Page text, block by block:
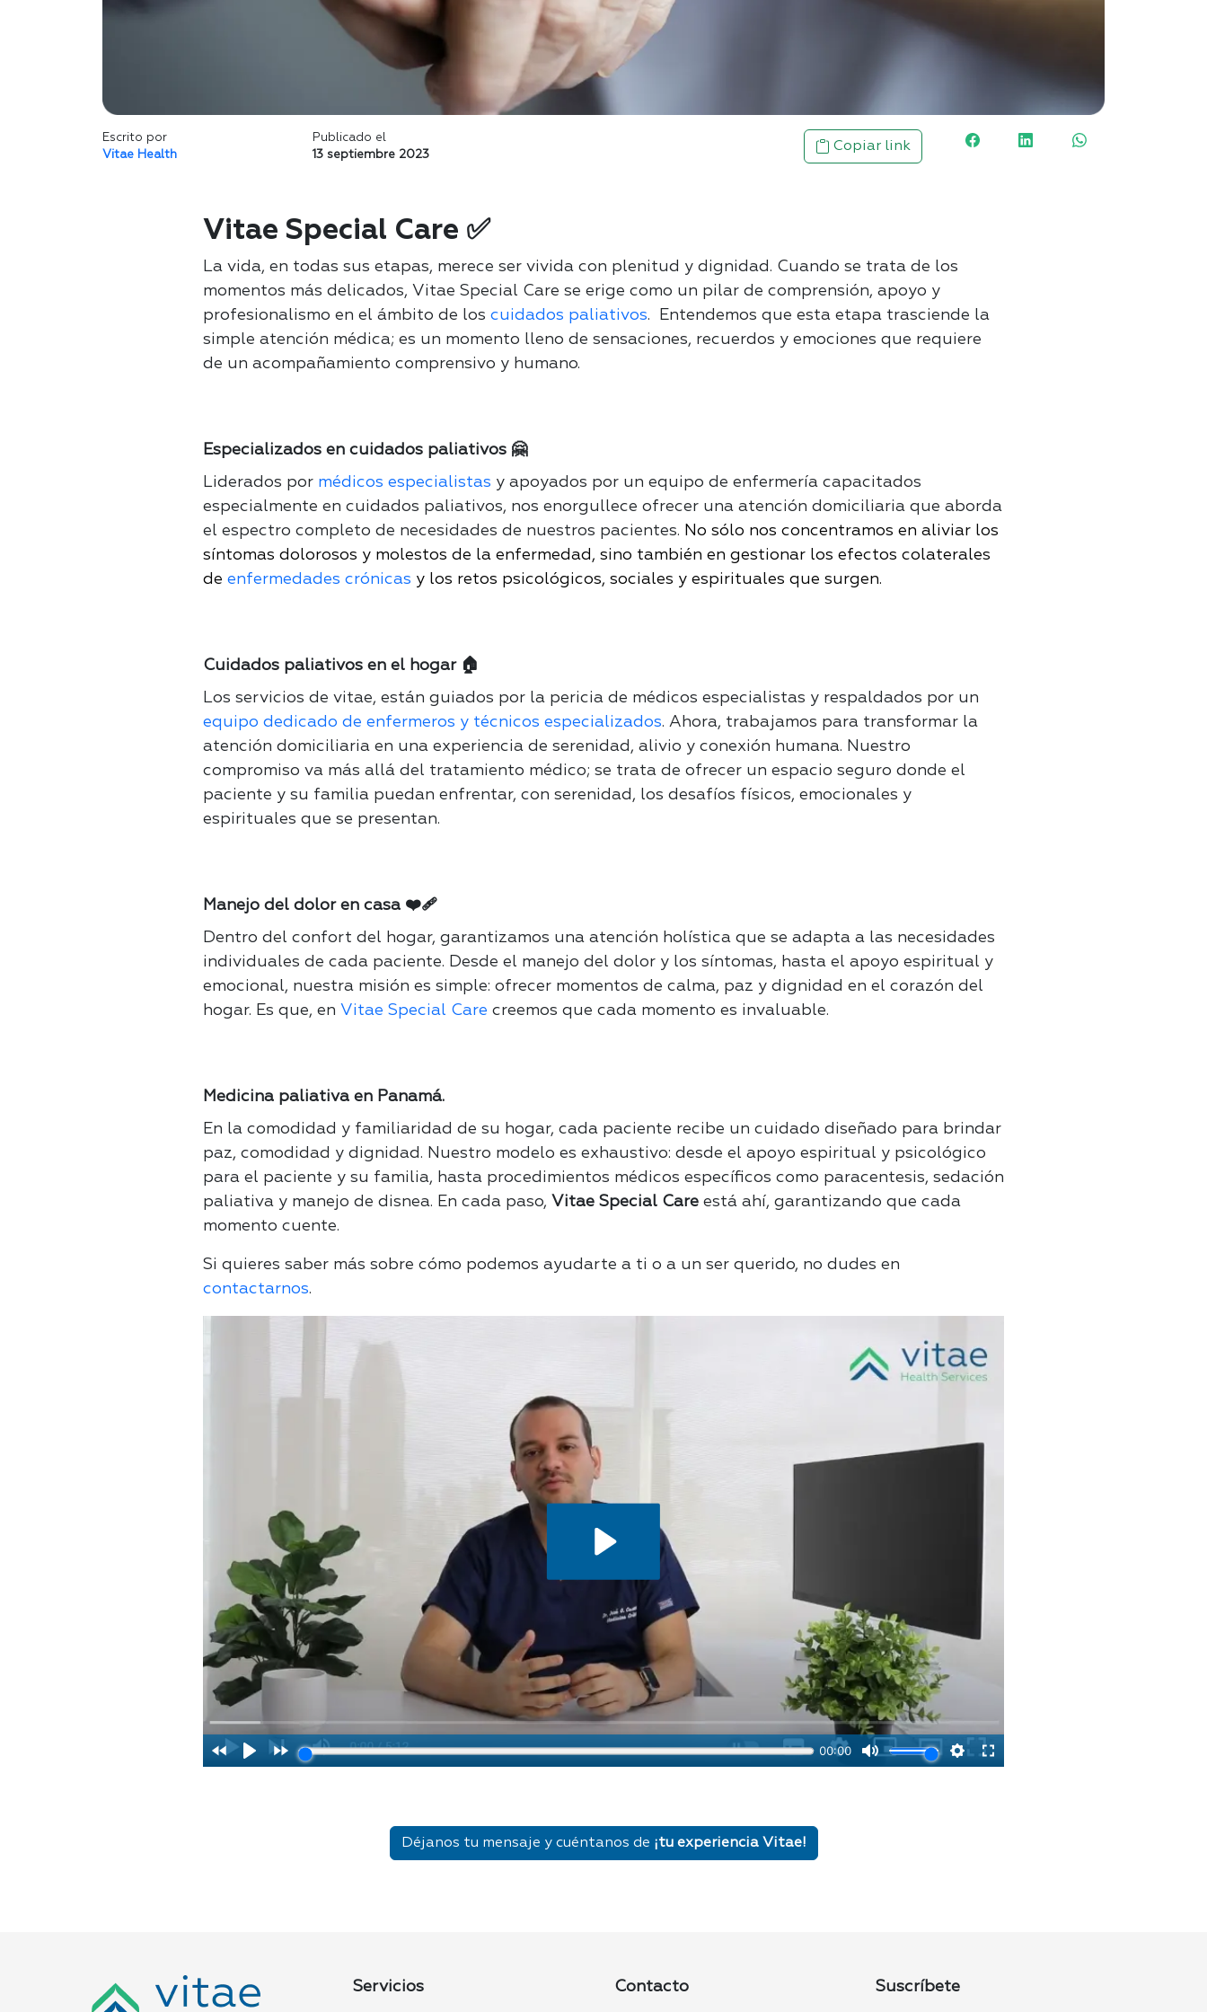
Escrito por
Vitae Health
Publicado el
13 septiembre 2023
Copiar link
Vitae Special Care ✅
La vida, en todas sus etapas, merece ser vivida con plenitud y dignidad. Cuando se trata de los
momentos más delicados, Vitae Special Care se erige como un pilar de comprensión, apoyo y
profesionalismo en el ámbito de los cuidados paliativos.
Entendemos que esta etapa trasciende la
simple atención médica; es un momento lleno de sensaciones, recuerdos y emociones que requiere
de un acompañamiento comprensivo y humano.
Especializados en cuidados paliativos 🤗
Liderados por médicos especialistas y apoyados por un equipo de enfermería capacitados
especialmente en cuidados paliativos, nos enorgullece ofrecer una atención domiciliaria que aborda
el espectro completo de necesidades de nuestros pacientes. No sólo nos concentramos en aliviar los
síntomas dolorosos y molestos de la enfermedad, sino también en gestionar los efectos colaterales
de enfermedades crónicas y los retos psicológicos, sociales y espirituales que surgen.
Cuidados paliativos en el hogar 🏠
Los servicios de vitae, están guiados por la pericia de médicos especialistas y respaldados por un
equipo dedicado de enfermeros y técnicos especializados. Ahora, trabajamos para transformar la
atención domiciliaria en una experiencia de serenidad, alivio y conexión humana. Nuestro
compromiso va más allá del tratamiento médico; se trata de ofrecer un espacio seguro donde el
paciente y su familia puedan enfrentar, con serenidad, los desafíos físicos, emocionales y
espirituales que se presentan.
Manejo del dolor en casa ❤️‍🩹
Dentro del confort del hogar, garantizamos una atención holística que se adapta a las necesidades
individuales de cada paciente. Desde el manejo del dolor y los síntomas, hasta el apoyo espiritual y
emocional, nuestra misión es simple: ofrecer momentos de calma, paz y dignidad en el corazón del
hogar. Es que, en Vitae Special Care creemos que cada momento es invaluable.
Medicina paliativa en Panamá.
En la comodidad y familiaridad de su hogar, cada paciente recibe un cuidado diseñado para brindar
paz, comodidad y dignidad. Nuestro modelo es exhaustivo: desde el apoyo espiritual y psicológico
para el paciente y su familia, hasta procedimientos médicos específicos como paracentesis, sedación
paliativa y manejo de disnea. En cada paso, Vitae Special Careestá ahí, garantizando que cada
momento cuente.
Si quieres saber más sobre cómo podemos ayudarte a ti o a un ser querido, no dudes en
contactarnos.
Déjanos tu mensaje y cuéntanos de ¡tu experiencia Vitae!
Servicios Contacto Suscríbete